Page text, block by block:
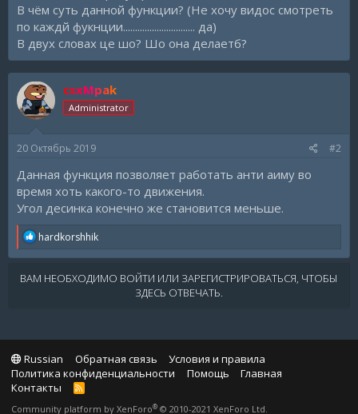
В чём суть данной функции? (Не хочу видос смотреть
по каждй фукнции.............................. да)
В двух словах це шо? Шо она делаетб?
csxMpak
Administrator
20 Октябрь 2019 #2
Данная функция позволяет работать анти аиму во
время хоть какого-то движения.
Угол десинка конечно же становится меньше.
R
a
c
t
s
hardkorshhik
ВАМ НЕОБХОДИМО ВОЙТИ ИЛИ ЗАРЕГИСТРИРОВАТЬСЯ, ЧТОБЫ
ЗДЕСЬ ОТВЕЧАТЬ.
Russian Обратная связь
Условия и правила
Политика конфиденциальности
Помощь
Главная
Контакты
R
S
Community platform by XenForo® © 2010-2021 XenForo Ltd.